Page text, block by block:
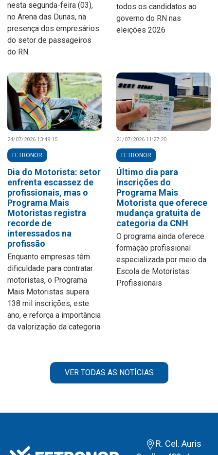
nesta segunda-feira (03),
no Arena das Dunas, na
presença dos empresários
do setor de passageiros
do RN
todos os candidatos ao
governo do RN nas
eleições 2026
24/07/2026 13:49:15
FETRONOR
Dia do Motorista: setor
enfrenta escassez de
profissionais, mas o
Programa Mais
Motoristas registra
recorde de
interessados na
profissão
Enquanto empresas têm
dificuldade para contratar
motoristas, o Programa
Mais Motoristas supera
138 mil inscrições, este
ano, e reforça a importância
da valorização da categoria
21/07/2026 11:27:20
FETRONOR
Último dia para
inscrições do
Programa Mais
Motorista que oferece
mudança gratuita de
categoria da CNH
O programa ainda oferece
formação profissional
especializada por meio da
Escola de Motoristas
Profissionais
VER TODAS AS NOTÍCIAS
R. Cel. Auris